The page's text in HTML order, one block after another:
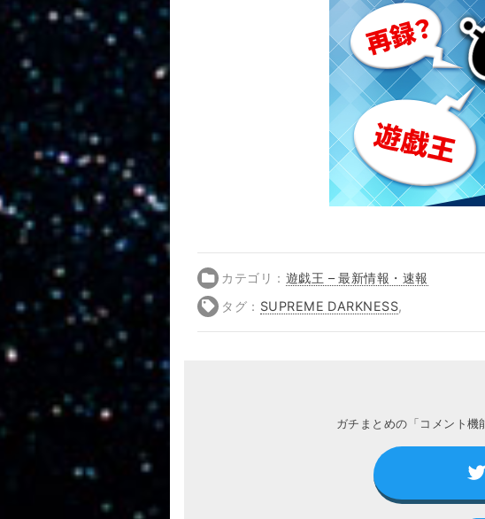
カテゴリ： 遊戯王 – 最新情報・速報
タグ： SUPREME DARKNESS,
ガチまとめの「コメント